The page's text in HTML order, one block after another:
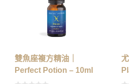
雙魚座複方精油｜
Perfect Potion – 10ml